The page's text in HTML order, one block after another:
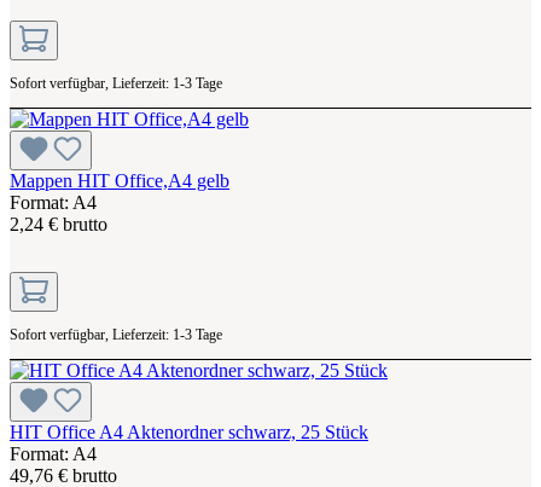
Sofort verfügbar, Lieferzeit: 1-3 Tage
Mappen HIT Office,A4 gelb
Format: A4
2,24 € brutto
Sofort verfügbar, Lieferzeit: 1-3 Tage
HIT Office A4 Aktenordner schwarz, 25 Stück
Format: A4
49,76 € brutto